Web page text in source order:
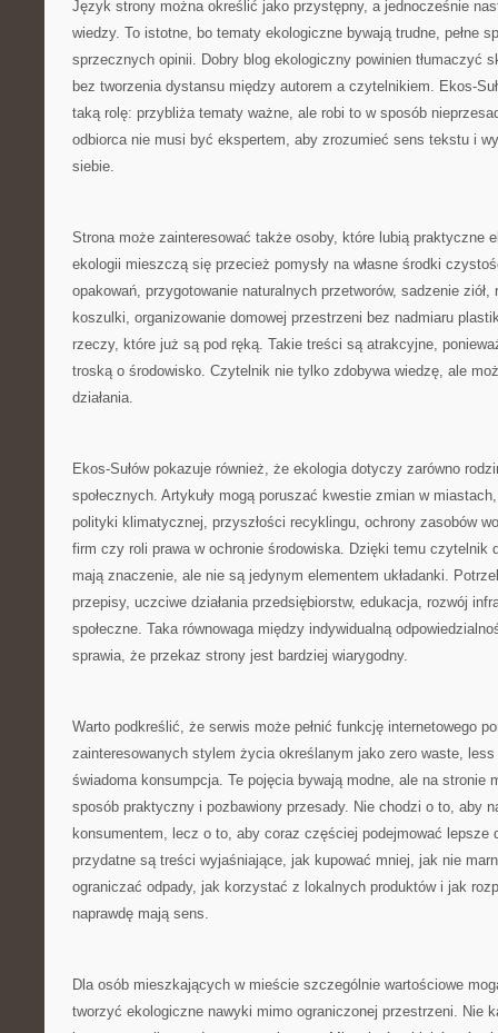
Język strony można określić jako przystępny, a jednocześnie
wiedzy. To istotne, bo tematy ekologiczne bywają trudne, pełne
sprzecznych opinii. Dobry blog ekologiczny powinien tłumaczyć
bez tworzenia dystansu między autorem a czytelnikiem. Ekos-
taką rolę: przybliża tematy ważne, ale robi to w sposób
odbiorca nie musi być ekspertem, aby zrozumieć sens tekstu i
siebie.
Strona może zainteresować także osoby, które lubią praktyczne
ekologii mieszczą się przecież pomysły na własne środki
opakowań, przygotowanie naturalnych przetworów, sadzenie
koszulki, organizowanie domowej przestrzeni bez nadmiaru
rzeczy, które już są pod ręką. Takie treści są atrakcyjne,
troską o środowisko. Czytelnik nie tylko zdobywa wiedzę, ale
działania.
Ekos-Sułów pokazuje również, że ekologia dotyczy zarówno
społecznych. Artykuły mogą poruszać kwestie zmian w
polityki klimatycznej, przyszłości recyklingu, ochrony zasobów
firm czy roli prawa w ochronie środowiska. Dzięki temu czytelnik
mają znaczenie, ale nie są jedynym elementem układanki.
przepisy, uczciwe działania przedsiębiorstw, edukacja, rozwój
społeczne. Taka równowaga między indywidualną
sprawia, że przekaz strony jest bardziej wiarygodny.
Warto podkreślić, że serwis może pełnić funkcję internetowego
zainteresowanych stylem życia określanym jako zero waste,
świadoma konsumpcja. Te pojęcia bywają modne, ale na stronie
sposób praktyczny i pozbawiony przesady. Nie chodzi o to, aby
konsumentem, lecz o to, aby coraz częściej podejmować lepsze
przydatne są treści wyjaśniające, jak kupować mniej, jak nie
ograniczać odpady, jak korzystać z lokalnych produktów i jak
naprawdę mają sens.
Dla osób mieszkających w mieście szczególnie wartościowe
tworzyć ekologiczne nawyki mimo ograniczonej przestrzeni. Nie